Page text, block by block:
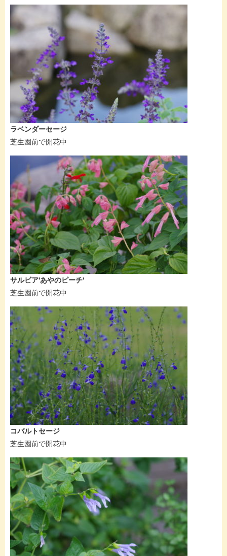
ラベンダーセージ
芝生園前で開花中
サルビア'あやのピーチ'
芝生園前で開花中
コバルトセージ
芝生園前で開花中